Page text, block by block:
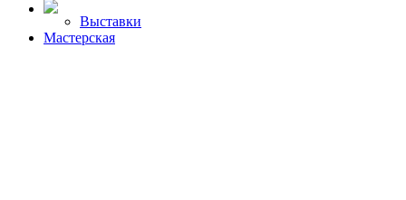
Выставки
Мастерская